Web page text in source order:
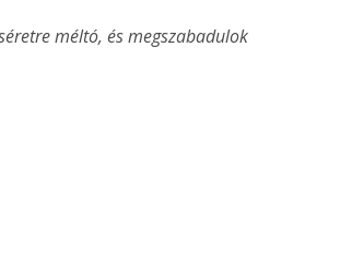
méltó, és megszabadulok